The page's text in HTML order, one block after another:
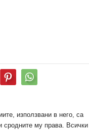
използвани в него, са
сродните му права. Всички